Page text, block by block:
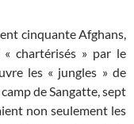
cinquante Afghans,
chartérisés » par le
les « jungles » de
de Sangatte, sept
non seulement les